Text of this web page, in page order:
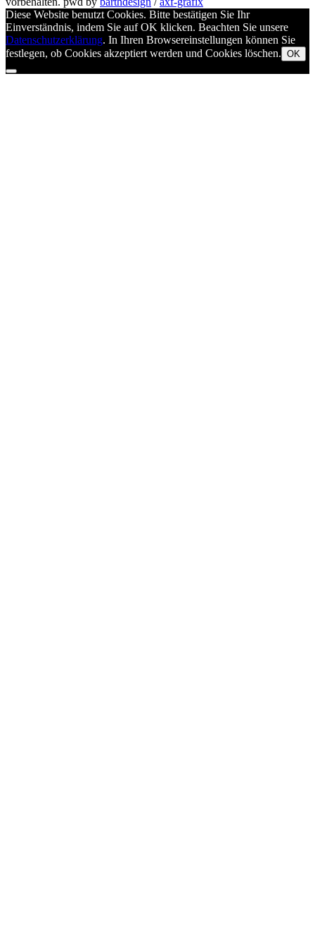
Diese Website benutzt Cookies. Bitte bestätigen Sie Ihr
Einverständnis, indem Sie auf OK klicken. Beachten Sie unsere
Datenschutzerklärung. In Ihren Browsereinstellungen können Sie
festlegen, ob Cookies akzeptiert werden und Cookies löschen. OK